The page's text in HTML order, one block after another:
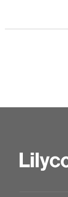
大阪ショールーム
仙台ショールーム